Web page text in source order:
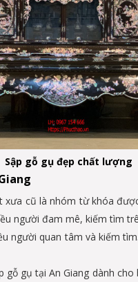
Sập gỗ gụ đẹp chất lượng
cũ là nhóm từ khóa
người đam mê, kiếm tìm
người quan tâm và kiếm
gỗ gụ tại An Giang dành